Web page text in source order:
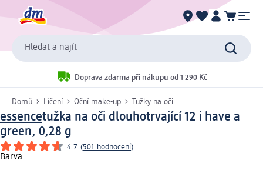
Hledat a najít
Doprava zdarma při nákupu od 1 290 Kč
Domů Líčení Oční make-up Tužky na oči
essencetužka na oči dlouhotrvající 12 i have a
green, 0,28 g
4.7 (501 hodnocení)
Barva